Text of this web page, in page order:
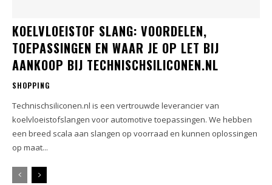
KOELVLOEISTOF SLANG: VOORDELEN,
TOEPASSINGEN EN WAAR JE OP LET BIJ
AANKOOP BIJ TECHNISCHSILICONEN.NL
SHOPPING
Technischsiliconen.nl is een vertrouwde leverancier van
koelvloeistofslangen voor automotive toepassingen. We hebben
een breed scala aan slangen op voorraad en kunnen oplossingen
op maat...